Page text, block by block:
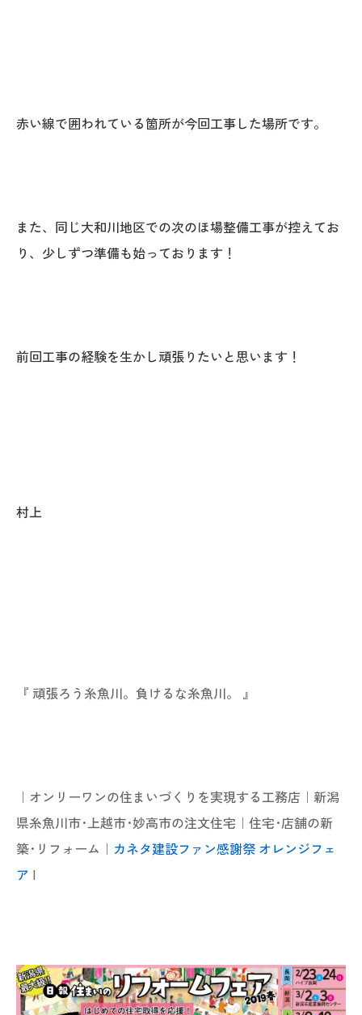
赤い線で囲われている箇所が今回工事した場所です。
また、同じ大和川地区での次のほ場整備工事が控えてお
り、少しずつ準備も始っております！
前回工事の経験を生かし頑張りたいと思います！
村上
『 頑張ろう糸魚川。負けるな糸魚川。 』
｜オンリーワンの住まいづくりを実現する工務店｜新潟
県糸魚川市･上越市･妙高市の注文住宅｜住宅･店舗の新
築･リフォーム｜ カネタ建設ファン感謝祭 オレンジフェ
ア |